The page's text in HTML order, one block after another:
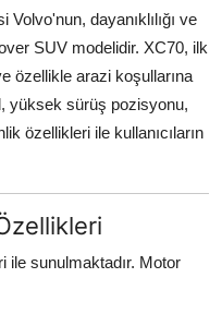
dayanıklılığı ve
SUV modelidir. XC70, ilk
özellikle arazi koşullarına
yüksek sürüş pozisyonu,
özellikleri ile kullanıcıların
ile sunulmaktadır. Motor